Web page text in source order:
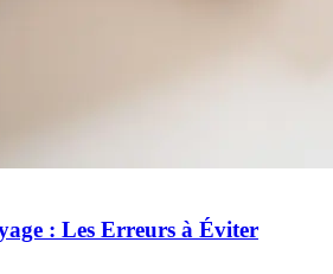
: Les Erreurs à Éviter